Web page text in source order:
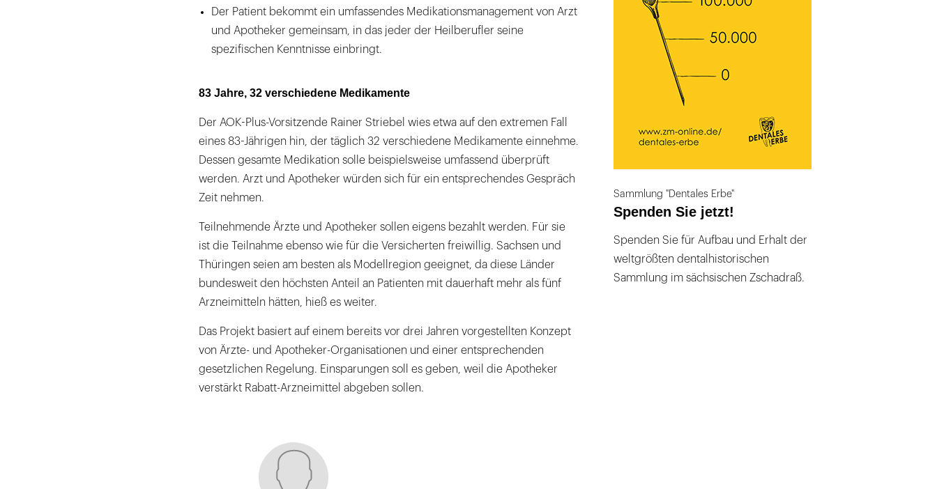
Der Patient bekommt ein umfassendes Medikationsmanagement von Arzt
und Apotheker gemeinsam, in das jeder der Heilberufler seine
spezifischen Kenntnisse einbringt.
83 Jahre, 32 verschiedene Medikamente
Der AOK-Plus-Vorsitzende Rainer Striebel wies etwa auf den extremen Fall
eines 83-Jährigen hin, der täglich 32 verschiedene Medikamente einnehme.
Dessen gesamte Medikation solle beispielsweise umfassend überprüft
werden. Arzt und Apotheker würden sich für ein entsprechendes Gespräch
Zeit nehmen.
Teilnehmende Ärzte und Apotheker sollen eigens bezahlt werden. Für sie
ist die Teilnahme ebenso wie für die Versicherten freiwillig. Sachsen und
Thüringen seien am besten als Modellregion geeignet, da diese Länder
bundesweit den höchsten Anteil an Patienten mit dauerhaft mehr als fünf
Arzneimitteln hätten, hieß es weiter.
Das Projekt basiert auf einem bereits vor drei Jahren vorgestellten Konzept
von Ärzte- und Apotheker-Organisationen und einer entsprechenden
gesetzlichen Regelung. Einsparungen soll es geben, weil die Apotheker
verstärkt Rabatt-Arzneimittel abgeben sollen.
Sammlung "Dentales Erbe"
Spenden Sie jetzt!
Spenden Sie für Aufbau und Erhalt der
weltgrößten dentalhistorischen
Sammlung im sächsischen Zschadraß.